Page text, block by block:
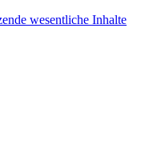
wesentliche Inhalte